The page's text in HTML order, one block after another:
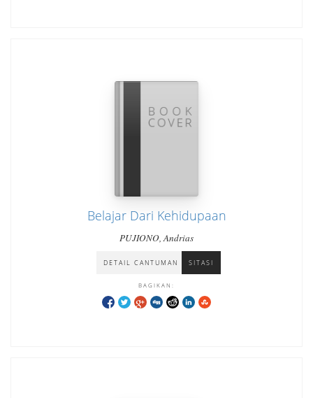
Belajar Dari Kehidupaan
PUJIONO, Andrias
DETAIL CANTUMAN SITASI
BAGIKAN: